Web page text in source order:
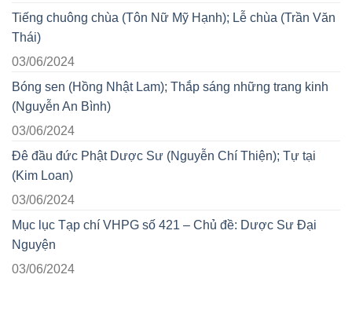
Tiếng chuông chùa (Tôn Nữ Mỹ Hạnh); Lễ chùa (Trần Văn
Thái)
03/06/2024
Bóng sen (Hồng Nhật Lam); Thắp sáng những trang kinh
(Nguyễn An Bình)
03/06/2024
Đê đầu đức Phật Dược Sư (Nguyễn Chí Thiện); Tự tại
(Kim Loan)
03/06/2024
Mục lục Tạp chí VHPG số 421 – Chủ đề: Dược Sư Đại
Nguyện
03/06/2024